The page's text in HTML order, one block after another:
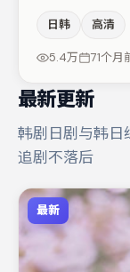
音在片中承担
剧/悬疑调剂（
日韩 高清
5.4万 71个月
最新更新
韩剧日剧与韩日
追剧不落后
最新